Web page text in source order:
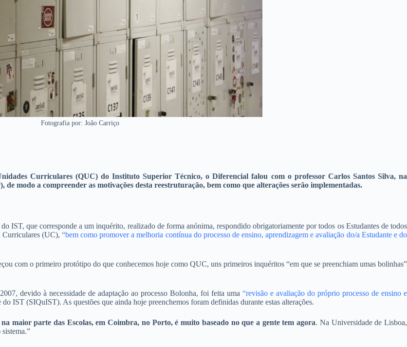
Fotografia por: João Carriço
Curriculares (QUC) do Instituto Superior Técnico, o Diferencial falou com o professor Carlos Santos Silva, na
modo a compreender as motivações desta reestruturação, bem como que alterações serão implementadas.
IST, que corresponde a um inquérito, realizado de forma anónima, respondido obrigatoriamente por todos os Estudantes de todos
Curriculares (UC), “bem como promover a melhoria contínua do processo de ensino, aprendizagem e avaliação do/a Estudante e do
com o primeiro protótipo do que conhecemos hoje como QUC, uns primeiros inquéritos “em que se preenchiam umas bolinhas”
devido à necessidade de adaptação ao processo Bolonha, foi feita uma “revisão e avaliação do próprio processo de ensino e
IST (SIQuIST). As questões que ainda hoje preenchemos foram definidas durante estas alterações.
na maior parte das Escolas, em Coimbra, no Porto, é muito baseado no que a gente tem agora. Na Universidade de Lisboa,